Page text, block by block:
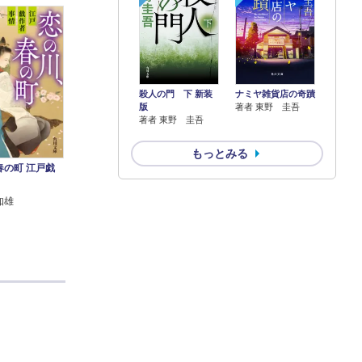
殺人の門 下 新装
版
著者 東野 圭吾
ナミヤ雑貨店の奇蹟
著者 東野 圭吾
もっとみる
の町 江戸戯
雄